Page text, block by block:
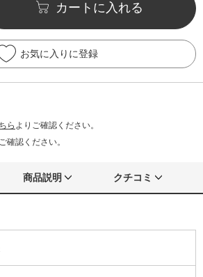
カートに入れる
お気に入りに登録
ら よりご確認ください。
確認ください。
商品説明 クチコミ